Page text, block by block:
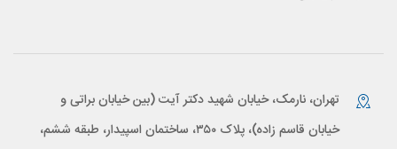
تهران، نارمک، خیابان شهید دکتر آیت (بین خیابان براتی و
خیابان قاسم زاده)، پلاک ۳۵۰، ساختمان اسپیدار، طبقه ششم،